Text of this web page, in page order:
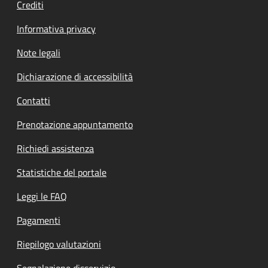
Crediti
Informativa privacy
Note legali
Dichiarazione di accessibilità
Contatti
Prenotazione appuntamento
Richiedi assistenza
Statistiche del portale
Leggi le FAQ
Pagamenti
Riepilogo valutazioni